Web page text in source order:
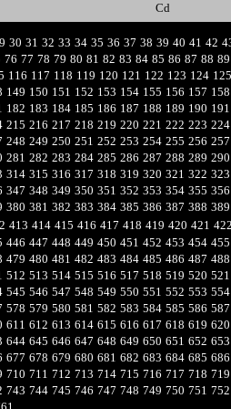
Cd
30 31 32 33 34 35 36 37 38 39 40 41 42
76 77 78 79 80 81 82 83 84 85 86 87 88 89
116 117 118 119 120 121 122 123 124 125
149 150 151 152 153 154 155 156 157 158
182 183 184 185 186 187 188 189 190 191
215 216 217 218 219 220 221 222 223 224
248 249 250 251 252 253 254 255 256 257
281 282 283 284 285 286 287 288 289 290
314 315 316 317 318 319 320 321 322 323
347 348 349 350 351 352 353 354 355 356
380 381 382 383 384 385 386 387 388 389
413 414 415 416 417 418 419 420 421 422
446 447 448 449 450 451 452 453 454 455
479 480 481 482 483 484 485 486 487 488
512 513 514 515 516 517 518 519 520 521
545 546 547 548 549 550 551 552 553 554
578 579 580 581 582 583 584 585 586 587
611 612 613 614 615 616 617 618 619 620
644 645 646 647 648 649 650 651 652 653
677 678 679 680 681 682 683 684 685 686
710 711 712 713 714 715 716 717 718 719
743 744 745 746 747 748 749 750 751 752